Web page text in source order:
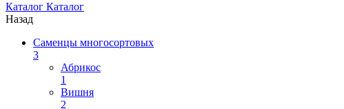
Каталог Каталог
Назад
Саменцы многосортовых
3
Абрикос
1
Вишня
2